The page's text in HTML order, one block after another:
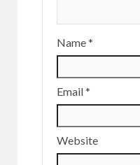
Name*
Email*
Website